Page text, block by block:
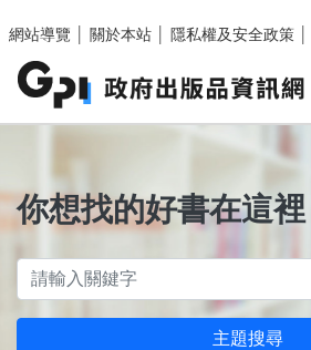
網站導覽
關於本站 隱私權及安全政策
你想找的好書在這裡
主題搜尋